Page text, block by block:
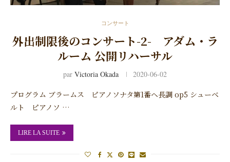
コンサート
外出制限後のコンサート-2- アダム・ラ
ルーム 公開リハーサル
par Victoria Okada 2020-06-02
プログラム ブラームス ピアノソナタ第1番ヘ長調 op5 シューベ
ルト ピアノソ …
LIRE LA SUITE